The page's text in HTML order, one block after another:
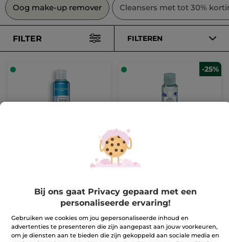
Oog make-up remover Cleansers met tot 30%
FILTER FILTEREN
9,99 €
IN
WINKELMANDJE
-25%
Zachte Make-up
Remover - Pur Bleuet
Flesje
4,50 €
met de
adviesprijs: 5,99 €
IN
WINKELMANDJE
Bij ons gaat Privacy gepaard met een
personaliseerde ervaring!
Gebruiken we cookies om jou gepersonaliseerde inhoud en
advertenties te presenteren die zijn aangepast aan jouw voorkeuren,
om je diensten aan te bieden die zijn gekoppeld aan sociale media en